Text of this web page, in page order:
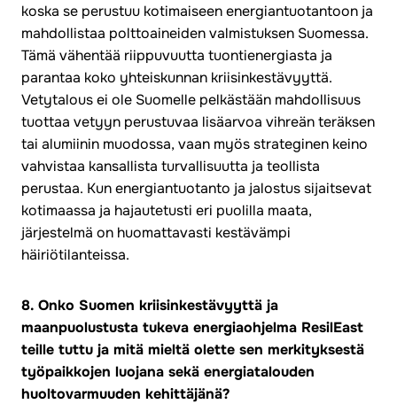
koska se perustuu kotimaiseen energiantuotantoon ja
mahdollistaa polttoaineiden valmistuksen Suomessa.
Tämä vähentää riippuvuutta tuontienergiasta ja
parantaa koko yhteiskunnan kriisinkestävyyttä.
Vetytalous ei ole Suomelle pelkästään mahdollisuus
tuottaa vetyyn perustuvaa lisäarvoa vihreän teräksen
tai alumiinin muodossa, vaan myös strateginen keino
vahvistaa kansallista turvallisuutta ja teollista
perustaa. Kun energiantuotanto ja jalostus sijaitsevat
kotimaassa ja hajautetusti eri puolilla maata,
järjestelmä on huomattavasti kestävämpi
häiriötilanteissa.
8. Onko Suomen kriisinkestävyyttä ja
maanpuolustusta tukeva energiaohjelma ResilEast
teille tuttu ja mitä mieltä olette sen merkityksestä
työpaikkojen luojana sekä energiatalouden
huoltovarmuuden kehittäjänä?